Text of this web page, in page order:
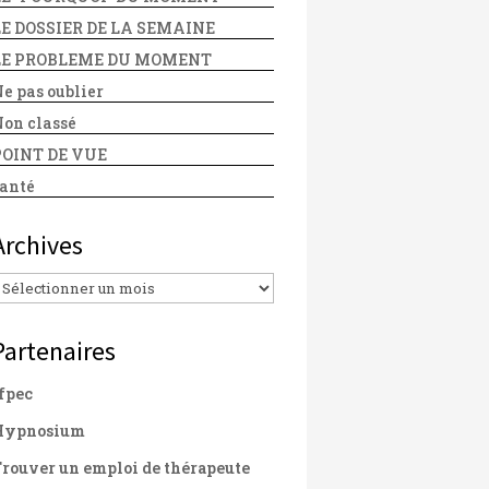
DOSSIER DE LA SEMAINE
PROBLEME DU MOMENT
pas oublier
classé
DE VUE
un emploi de thérapeute